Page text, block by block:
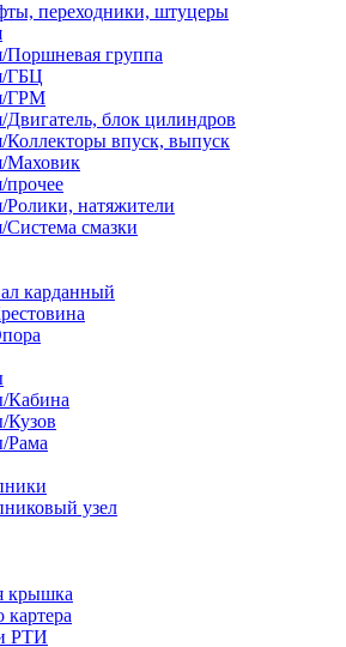
переходники, штуцеры
Поршневая группа
ГБЦ
ГРМ
блок цилиндров
впуск, выпуск
Маховик
прочее
натяжители
смазки
карданный
Кабина
Кузов
Рама
узел
крышка
РТИ